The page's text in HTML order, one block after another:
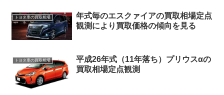
トヨタ車の買取相場
年式毎のエスクァイアの買取相場定点
観測により買取価格の傾向を見る
トヨタ車の買取相場
平成26年式（11年落ち）プリウスαの
買取相場定点観測